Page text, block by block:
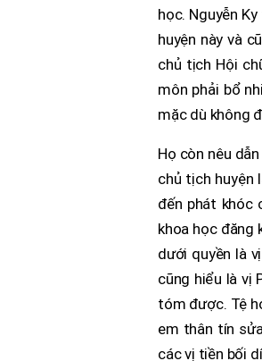
học. Nguyễn
huyện này và
chủ tịch Hội
môn phải bổ
mặc dù không
Họ còn nêu
chủ tịch huyện
đến phát khóc
khoa học đăng
dưới quyền là
cũng hiểu là vị
tóm được. Tệ
em thân tín
các vị tiền bối